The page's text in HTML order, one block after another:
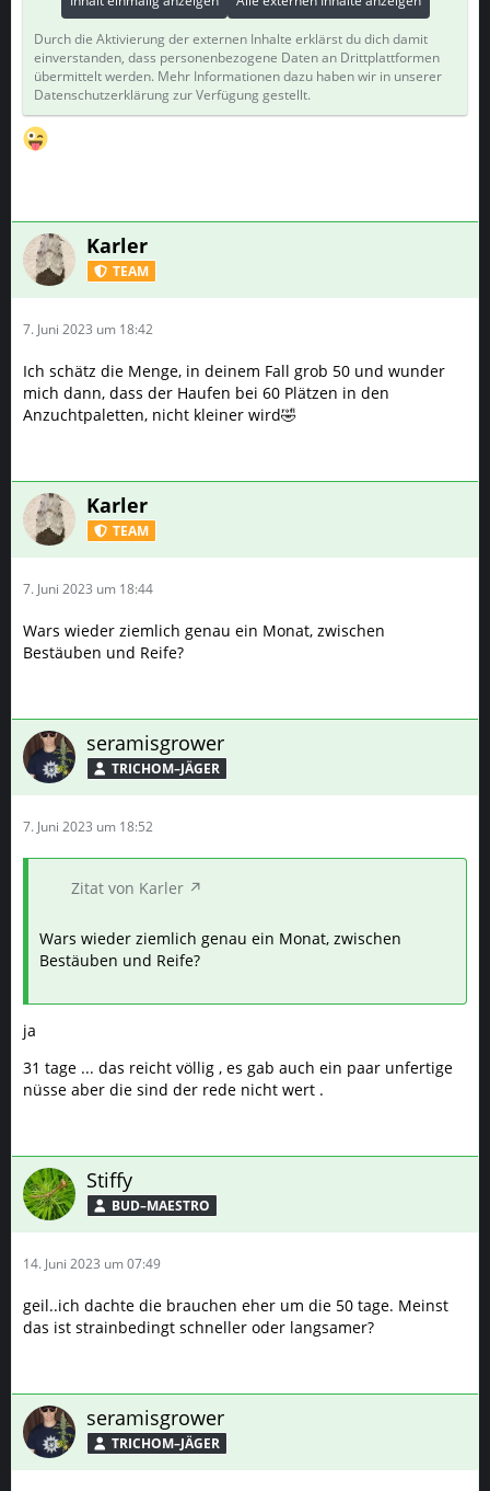
Durch die Aktivierung der externen Inhalte erklärst du dich damit
einverstanden, dass personenbezogene Daten an Drittplattformen
übermittelt werden. Mehr Informationen dazu haben wir in unserer
Datenschutzerklärung zur Verfügung gestellt.
Karler
TEAM
7. Juni 2023 um 18:42
Ich schätz die Menge, in deinem Fall grob 50 und wunder
mich dann, dass der Haufen bei 60 Plätzen in den
Anzuchtpaletten, nicht kleiner wird🤣
Karler
TEAM
7. Juni 2023 um 18:44
Wars wieder ziemlich genau ein Monat, zwischen
Bestäuben und Reife?
seramisgrower
TRICHOM–JÄGER
7. Juni 2023 um 18:52
Zitat von Karler
Wars wieder ziemlich genau ein Monat, zwischen
Bestäuben und Reife?
ja
31 tage ... das reicht völlig , es gab auch ein paar unfertige
nüsse aber die sind der rede nicht wert .
Stiffy
BUD–MAESTRO
14. Juni 2023 um 07:49
geil..ich dachte die brauchen eher um die 50 tage. Meinst
das ist strainbedingt schneller oder langsamer?
seramisgrower
TRICHOM–JÄGER